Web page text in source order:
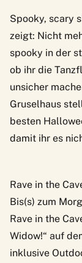
Spooky, scary
zeigt: Nicht
spooky in der
ob ihr die
unsicher
Gruselhaus
besten
damit ihr es
Rave in the
Bis(s) zum
Rave in the
Widow!“ auf
inklusive